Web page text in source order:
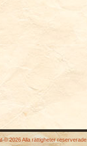
© 2026 Alla rättigheter reserverade.